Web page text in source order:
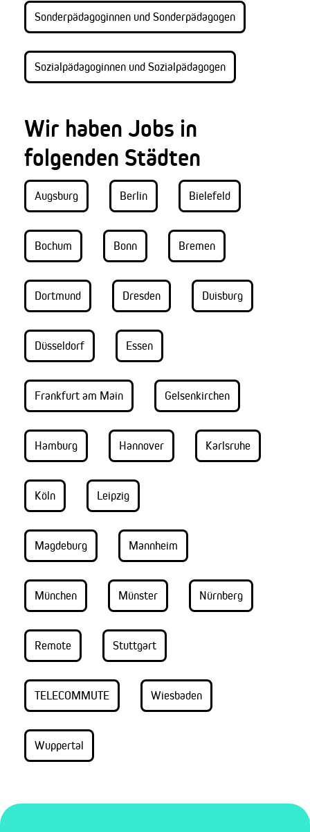
Sonderpädagoginnen und Sonderpädagogen
Sozialpädagoginnen und Sozialpädagogen
Wir haben Jobs in
folgenden Städten
Augsburg Berlin Bielefeld
Bochum Bonn Bremen
Dortmund Dresden Duisburg
Düsseldorf Essen
Frankfurt am Main Gelsenkirchen
Hamburg Hannover Karlsruhe
Köln Leipzig
Magdeburg Mannheim
München Münster Nürnberg
Remote Stuttgart
TELECOMMUTE Wiesbaden
Wuppertal